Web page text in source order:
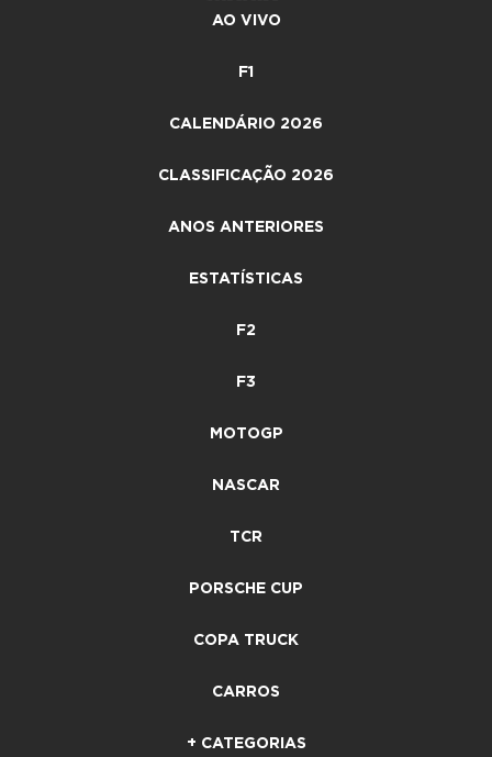
AO VIVO
F1
CALENDÁRIO 2026
CLASSIFICAÇÃO 2026
ANOS ANTERIORES
ESTATÍSTICAS
F2
F3
MOTOGP
NASCAR
TCR
PORSCHE CUP
COPA TRUCK
CARROS
+ CATEGORIAS